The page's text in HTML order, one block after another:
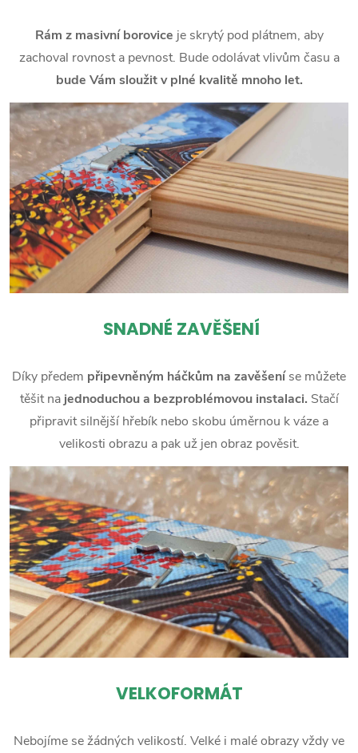
Rám z masivní borovice je skrytý pod plátnem, aby
zachoval rovnost a pevnost. Bude odolávat vlivům času a
bude Vám sloužit v plné kvalitě mnoho let.
SNADNÉ ZAVĚŠENÍ
Díky předem připevněným háčkům na zavěšeníse můžete
těšit na jednoduchou a bezproblémovou instalaci. Stačí
připravit silnější hřebík nebo skobu úměrnou k váze a
velikosti obrazu a pak už jen obraz pověsit.
VELKOFORMÁT
Nebojíme se žádných velikostí. Velké i malé obrazy vždy ve